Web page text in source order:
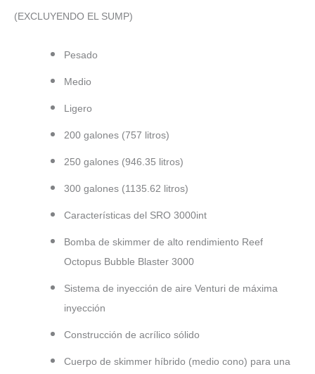
(EXCLUYENDO EL SUMP)
Pesado
Medio
Ligero
200 galones (757 litros)
250 galones (946.35 litros)
300 galones (1135.62 litros)
Características del SRO 3000int
Bomba de skimmer de alto rendimiento Reef
Octopus Bubble Blaster 3000
Sistema de inyección de aire Venturi de máxima
inyección
Construcción de acrílico sólido
Cuerpo de skimmer híbrido (medio cono) para una